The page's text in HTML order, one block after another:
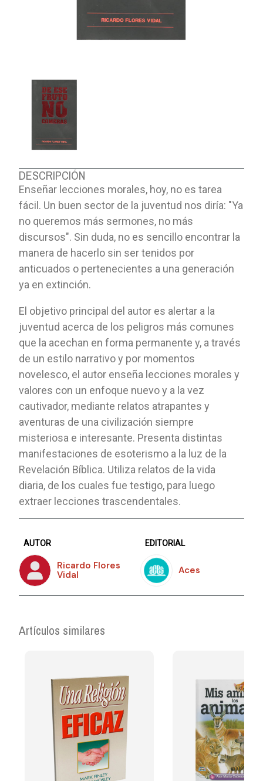
DESCRIPCIÓN
Enseñar lecciones morales, hoy, no es tarea
fácil. Un buen sector de la juventud nos diría: "Ya
no queremos más sermones, no más
discursos". Sin duda, no es sencillo encontrar la
manera de hacerlo sin ser tenidos por
anticuados o pertenecientes a una generación
ya en extinción.
El objetivo principal del autor es alertar a la
juventud acerca de los peligros más comunes
que la acechan en forma permanente y, a través
de un estilo narrativo y por momentos
novelesco, el autor enseña lecciones morales y
valores con un enfoque nuevo y a la vez
cautivador, mediante relatos atrapantes y
aventuras de una civilización siempre
misteriosa e interesante. Presenta distintas
manifestaciones de esoterismo a la luz de la
Revelación Bíblica. Utiliza relatos de la vida
diaria, de los cuales fue testigo, para luego
extraer lecciones trascendentales.
AUTOR
Ricardo Flores
Vidal
EDITORIAL
Aces
Artículos similares